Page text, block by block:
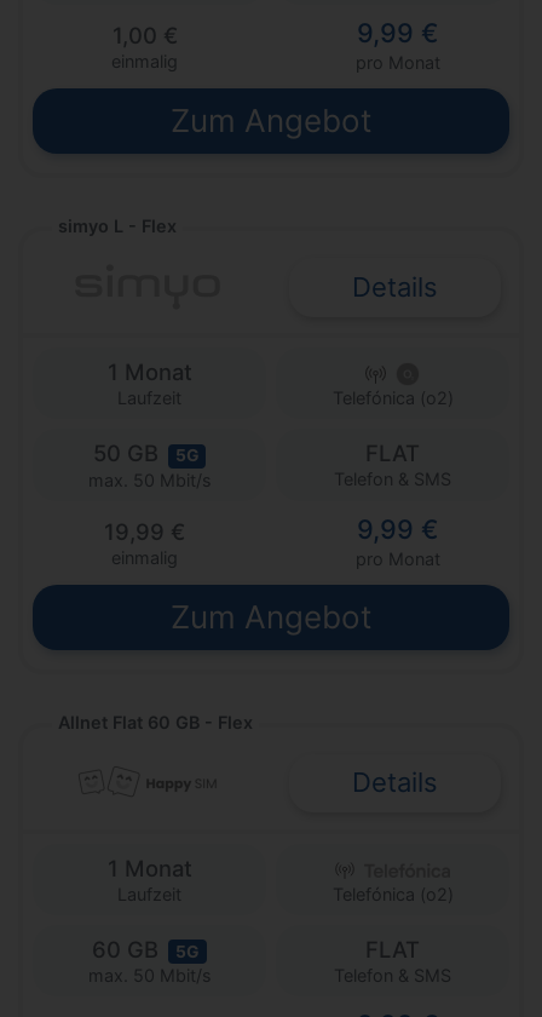
1,00 €
einmalig
9,99 €
pro Monat
Zum Angebot
simyo L - Flex
Details
1 Monat
Laufzeit Telefónica (o2)
50 GB 5G
max. 50 Mbit/s
FLAT
Telefon & SMS
19,99 €
einmalig
9,99 €
pro Monat
Zum Angebot
Allnet Flat 60 GB - Flex
Details
1 Monat
Laufzeit Telefónica (o2)
60 GB 5G
max. 50 Mbit/s
FLAT
Telefon & SMS